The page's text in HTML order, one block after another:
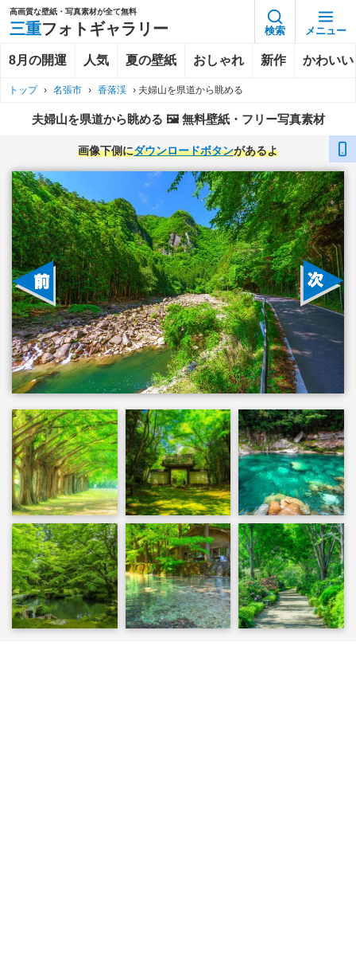
高画質な壁紙・写真素材が全て無料
三重フォトギャラリー 検索 メニュー
8月の開運 人気 夏の壁紙 おしゃれ 新作 かわいい
トップ › 名張市 › 香落渓 › 夫婦山を県道から眺める
夫婦山を県道から眺める 🖼️ 無料壁紙・フリー写真素材
画像下側にダウンロードボタンがあるよ